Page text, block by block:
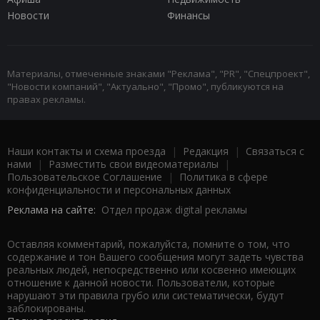
Новости
Финансы
Материалы, отмеченные знаками "Реклама", "PR", "Спецпроект",
"Новости компаний", "Актуально", "Промо", публикуются на
правах рекламы.
Наши контакты и схема проезда | Редакция | Связаться с
нами | Разместить свои видеоматериалы |
Пользовательское Соглашение |
Политика в сфере
конфиденциальности и персональных данных
Реклама на сайте: Отдел продаж digital рекламы
Оставляя комментарий, пожалуйста, помните о том, что
содержание и тон Вашего сообщения могут задеть чувства
реальных людей, непосредственно или косвенно имеющих
отношение к данной новости. Пользователи, которые
нарушают эти правила грубо или систематически, будут
заблокированы.